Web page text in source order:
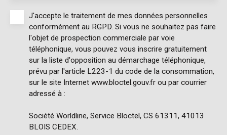
J'accepte le traitement de mes données personnelles
conformément au RGPD. Si vous ne souhaitez pas faire
l'objet de prospection commerciale par voie
téléphonique, vous pouvez vous inscrire gratuitement
sur la liste d'opposition au démarchage téléphonique,
prévu par l'article L223-1 du code de la consommation,
sur le site Internet www.bloctel.gouv.fr ou par courrier
adressé à :
Société Worldline, Service Bloctel, CS 61311, 41013
BLOIS CEDEX.